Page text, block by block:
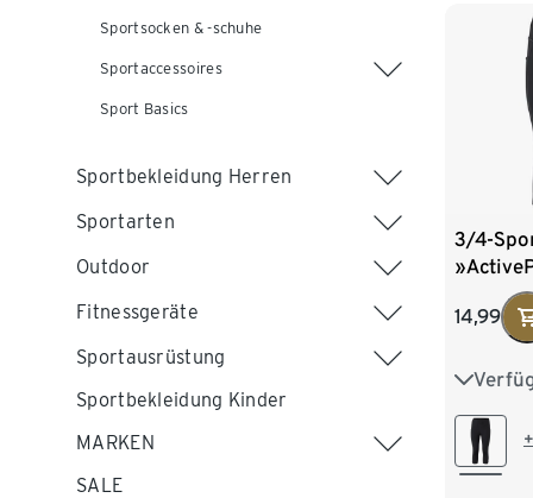
Sportsocken & -schuhe
Sportaccessoires
Sport Basics
Sportbekleidung Herren
Sportarten
Outdoor
Fitnessgeräte
Sportausrüstung
Sportbekleidung Kinder
MARKEN
SALE
3/4-
14,99
XS 32/
M 40/42